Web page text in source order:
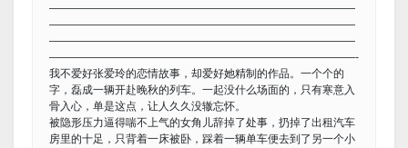
————————————————————————————
————————————————————————————
————————————————————————————
————————————————————————————-
我不爱好张爱玲的恋情故事，却爱好她精制的作品。一个个的
字，磊成一辆开赴晚秋的列车。一起没什么场面的，只有寒意入
骨入心，单是这点，让人久久没辙忘怀。
被隐形压力逼得喘不上气的女角儿辞掉了处事，扔掉了出租汽车
房里的十足，只背着一床被卧，踩着一辆单车便去到了另一个小